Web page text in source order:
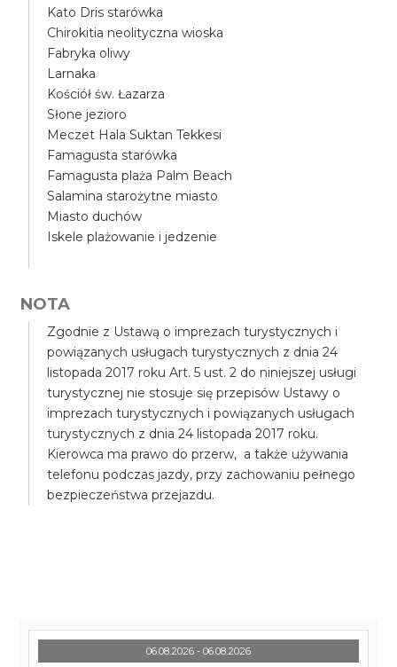
Kato Dris starówka
Chirokitia neolityczna wioska
Fabryka oliwy
Larnaka
Kościół św. Łazarza
Słone jezioro
Meczet Hala Suktan Tekkesi
Famagusta starówka
Famagusta plaża Palm Beach
Salamina starożytne miasto
Miasto duchów
Iskele plażowanie i jedzenie
NOTA
Zgodnie z Ustawą o imprezach turystycznych i
powiązanych usługach turystycznych z dnia 24
listopada 2017 roku Art. 5 ust. 2 do niniejszej usługi
turystycznej nie stosuje się przepisów Ustawy o
imprezach turystycznych i powiązanych usługach
turystycznych z dnia 24 listopada 2017 roku.
Kierowca ma prawo do przerw, a także używania
telefonu podczas jazdy, przy zachowaniu pełnego
bezpieczeństwa przejazdu.
06.08.2026 - 06.08.2026